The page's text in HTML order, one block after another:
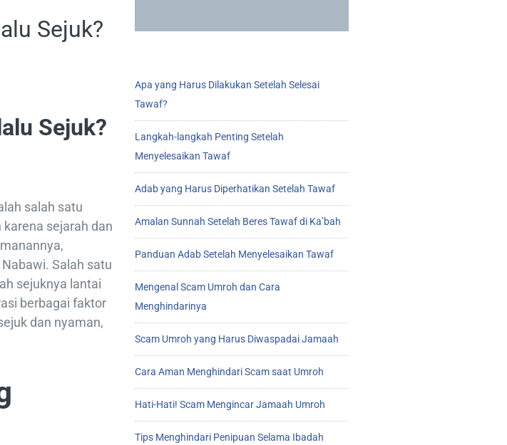
Sejuk?
Sejuk?
salah satu
sejarah dan
Salah satu
sejuknya lantai
berbagai faktor
dan nyaman,
Apa yang Harus Dilakukan Setelah Selesai
Tawaf?
Langkah-langkah Penting Setelah
Menyelesaikan Tawaf
Adab yang Harus Diperhatikan Setelah Tawaf
Amalan Sunnah Setelah Beres Tawaf di Ka’bah
Panduan Adab Setelah Menyelesaikan Tawaf
Mengenal Scam Umroh dan Cara
Menghindarinya
Scam Umroh yang Harus Diwaspadai Jamaah
Cara Aman Menghindari Scam saat Umroh
Hati-Hati! Scam Mengincar Jamaah Umroh
Tips Menghindari Penipuan Selama Ibadah